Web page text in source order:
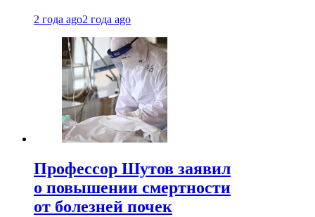
2 года ago2 года ago
Профессор Шутов заявил
о повышении смертности
от болезней почек